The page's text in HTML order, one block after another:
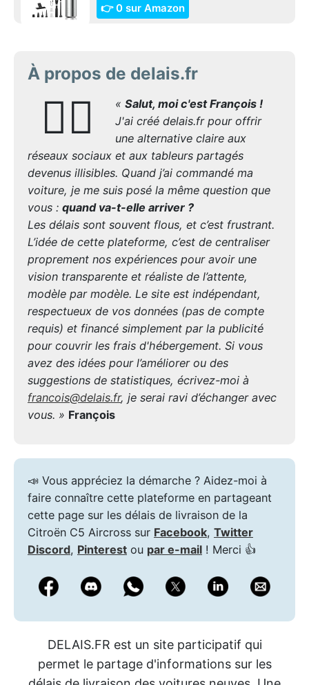
👉 0 sur Amazon
À propos de delais.fr
🙋‍♂️ « Salut, moi c'est François !
J'ai créé delais.fr pour offrir
une alternative claire aux
réseaux sociaux et aux tableurs partagés
devenus illisibles. Quand j’ai commandé ma
voiture, je me suis posé la même question que
vous : quand va-t-elle arriver ?
Les délais sont souvent flous, et c’est frustrant.
L’idée de cette plateforme, c’est de centraliser
proprement nos expériences pour avoir une
vision transparente et réaliste de l’attente,
modèle par modèle. Le site est indépendant,
respectueux de vos données (pas de compte
requis) et financé simplement par la publicité
pour couvrir les frais d'hébergement. Si vous
avez des idées pour l’améliorer ou des
suggestions de statistiques, écrivez-moi à
francois@delais.fr, je serai ravi d’échanger avec
vous. » François
📣 Vous appréciez la démarche ? Aidez-moi à
faire connaître cette plateforme en partageant
cette page sur les délais de livraison de la
Citroën C5 Aircross sur Facebook, Twitter
Discord, Pinterest ou par e-mail ! Merci 👍
DELAIS.FR est un site participatif qui
permet le partage d'informations sur les